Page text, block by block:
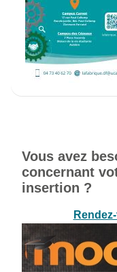
Vous avez
concernant
insertion ?